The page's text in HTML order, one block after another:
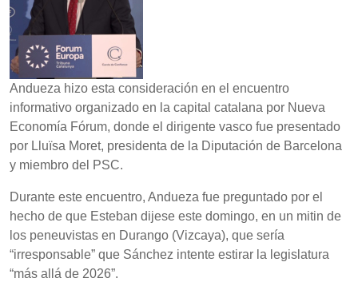
Andueza hizo esta consideración en el encuentro
informativo organizado en la capital catalana por Nueva
Economía Fórum, donde el dirigente vasco fue presentado
por Lluïsa Moret, presidenta de la Diputación de Barcelona
y miembro del PSC.
Durante este encuentro, Andueza fue preguntado por el
hecho de que Esteban dijese este domingo, en un mitin de
los peneuvistas en Durango (Vizcaya), que sería
“irresponsable” que Sánchez intente estirar la legislatura
“más allá de 2026”.